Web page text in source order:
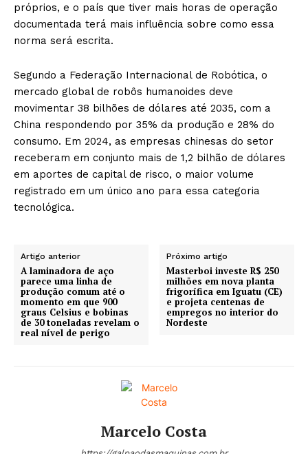
próprios, e o país que tiver mais horas de operação
documentada terá mais influência sobre como essa
norma será escrita.
Segundo a Federação Internacional de Robótica, o
mercado global de robôs humanoides deve
movimentar 38 bilhões de dólares até 2035, com a
China respondendo por 35% da produção e 28% do
consumo. Em 2024, as empresas chinesas do setor
receberam em conjunto mais de 1,2 bilhão de dólares
em aportes de capital de risco, o maior volume
registrado em um único ano para essa categoria
tecnológica.
Artigo anterior
A laminadora de aço
parece uma linha de
produção comum até o
momento em que 900
graus Celsius e bobinas
de 30 toneladas revelam o
real nível de perigo
Próximo artigo
Masterboi investe R$ 250
milhões em nova planta
frigorífica em Iguatu (CE)
e projeta centenas de
empregos no interior do
Nordeste
Marcelo Costa